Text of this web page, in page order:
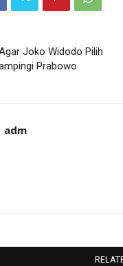
Joko Widodo Pilih
Prabowo
adm